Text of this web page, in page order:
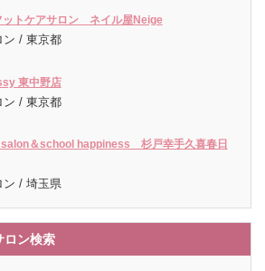
ットケアサロン ネイル屋Neige
/ 東京都
東中野店
/ 東京都
salon＆school happiness 杉戸幸手久喜春日
/ 埼玉県
ロン検索